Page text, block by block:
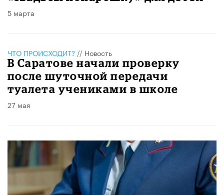
5 марта
ЧТО ПРОИСХОДИТ? // Новость
В Саратове начали проверку
после шуточной передачи
туалета учениками в школе
27 мая